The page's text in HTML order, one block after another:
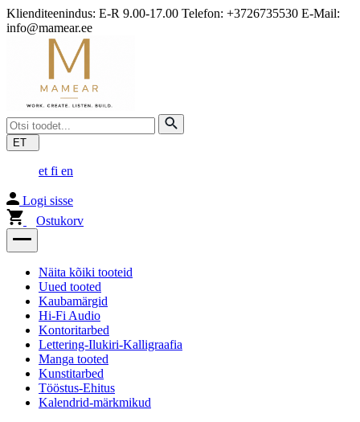
Klienditeenindus: E-R 9.00-17.00 Telefon: +3726735530 E-Mail:
info@mamear.ee
ET
et fi en
Logi sisse
Ostukorv
Näita kõiki tooteid
Uued tooted
Kaubamärgid
Hi-Fi Audio
Kontoritarbed
Lettering-Ilukiri-Kalligraafia
Manga tooted
Kunstitarbed
Tööstus-Ehitus
Kalendrid-märkmikud